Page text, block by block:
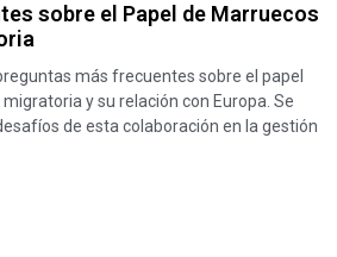
sobre el Papel de Marruecos
más frecuentes sobre el papel
y su relación con Europa. Se
de esta colaboración en la gestión